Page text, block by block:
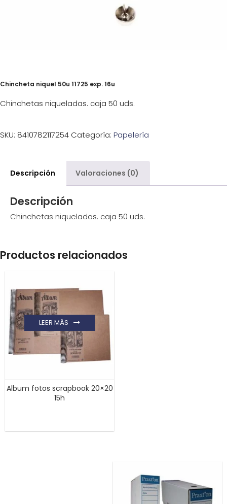
Chincheta niquel 50u 11725 exp. 16u
Chinchetas niqueladas. caja 50 uds.
SKU: 8410782117254 Categoría: Papelería
Descripción Valoraciones (0)
Descripción
Chinchetas niqueladas. caja 50 uds.
Productos relacionados
Album fotos scrapbook 20×20
15h
LEER MÁS